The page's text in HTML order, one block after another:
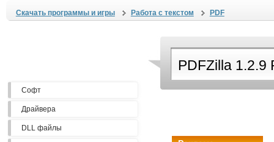
Скачать программы и игры Работа с текстом PDF
Софт
Драйвера
DLL файлы